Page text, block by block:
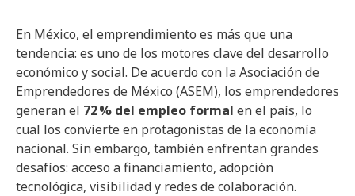
En México, el emprendimiento es más que una
tendencia: es uno de los motores clave del desarrollo
económico y social. De acuerdo con la Asociación de
Emprendedores de México (ASEM), los emprendedores
generan el 72% del empleo formal en el país, lo
cual los convierte en protagonistas de la economía
nacional. Sin embargo, también enfrentan grandes
desafíos: acceso a financiamiento, adopción
tecnológica, visibilidad y redes de colaboración.